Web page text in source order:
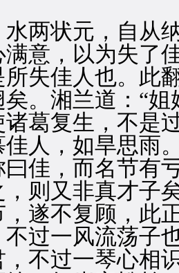
状元，自从纳
意，以为失了
失佳人也。此
。湘兰道：“
葛复生，不是
人，如旱思雨
佳，而名节有
则又非真才子
遂不复顾，此
不过一风流荡子
不过一琴心相